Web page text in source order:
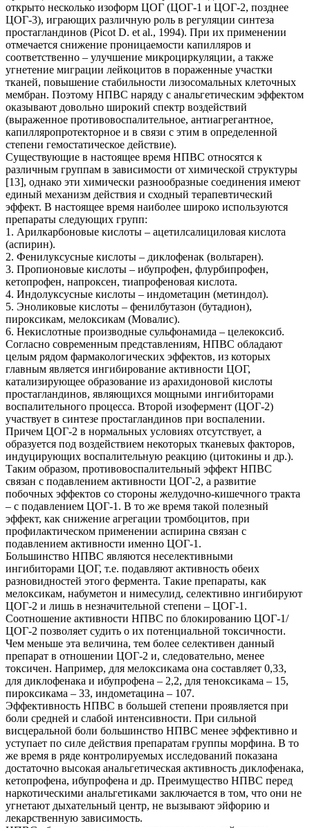
открыто несколько изоформ ЦОГ (ЦОГ-1 и ЦОГ-2, позднее
ЦОГ-3), играющих различную роль в регуляции синтеза
простагландинов (Picot D. et al., 1994). При их применении
отмечается снижение проницаемости капилляров и
соответственно – улучшение микроциркуляции, а также
угнетение миграции лейкоцитов в пораженные участки
тканей, повышение стабильности лизосомальных клеточных
мембран. Поэтому НПВС наряду с анальгетическим эффектом
оказывают довольно широкий спектр воздействий
(выраженное противовоспалительное, антиагрегантное,
капилляропротекторное и в связи с этим в определенной
степени гемостатическое действие).
Существующие в настоящее время НПВС относятся к
различным группам в зависимости от химической структуры
[13], однако эти химически разнообразные соединения имеют
единый механизм действия и сходный терапевтический
эффект. В настоящее время наиболее широко используются
препараты следующих групп:
1. Арилкарбоновые кислоты – ацетилсалициловая кислота
(аспирин).
2. Фенилуксусные кислоты – диклофенак (вольтарен).
3. Пропионовые кислоты – ибупрофен, флурбипрофен,
кетопрофен, напроксен, тиапрофеновая кислота.
4. Индолуксусные кислоты – индометацин (метиндол).
5. Эноликовые кислоты – фенилбутазон (бутадион),
пироксикам, мелоксикам (Мовалис).
6. Некислотные производные сульфонамида – целекоксиб.
Согласно современным представлениям, НПВС обладают
целым рядом фармакологических эффектов, из которых
главным является ингибирование активности ЦОГ,
катализирующее образование из арахидоновой кислоты
простагландинов, являющихся мощными ингибиторами
воспалительного процесса. Второй изофермент (ЦОГ-2)
участвует в синтезе простагландинов при воспалении.
Причем ЦОГ-2 в нормальных условиях отсутствует, а
образуется под воздействием некоторых тканевых факторов,
индуцирующих воспалительную реакцию (цитокины и др.).
Таким образом, противовоспалительный эффект НПВС
связан с подавлением активности ЦОГ-2, а развитие
побочных эффектов со стороны желудочно-кишечного тракта
– с подавлением ЦОГ-1. В то же время такой полезный
эффект, как снижение агрегации тромбоцитов, при
профилактическом применении аспирина связан с
подавлением активности именно ЦОГ-1.
Большинство НПВС являются неселективными
ингибиторами ЦОГ, т.е. подавляют активность обеих
разновидностей этого фермента. Такие препараты, как
мелоксикам, набуметон и нимесулид, селективно ингибируют
ЦОГ-2 и лишь в незначительной степени – ЦОГ-1.
Соотношение активности НПВС по блокированию ЦОГ-1/
ЦОГ-2 позволяет судить о их потенциальной токсичности.
Чем меньше эта величина, тем более селективен данный
препарат в отношении ЦОГ-2 и, следовательно, менее
токсичен. Например, для мелоксикама она составляет 0,33,
для диклофенака и ибупрофена – 2,2, для теноксикама – 15,
пироксикама – 33, индометацина – 107.
Эффективность НПВС в большей степени проявляется при
боли средней и слабой интенсивности. При сильной
висцеральной боли большинство НПВС менее эффективно и
уступает по силе действия препаратам группы морфина. В то
же время в ряде контролируемых исследований показана
достаточно высокая анальгетическая активность диклофенака,
кетопрофена, ибупрофена и др. Преимущество НПВС перед
наркотическими анальгетиками заключается в том, что они не
угнетают дыхательный центр, не вызывают эйфорию и
лекарственную зависимость.